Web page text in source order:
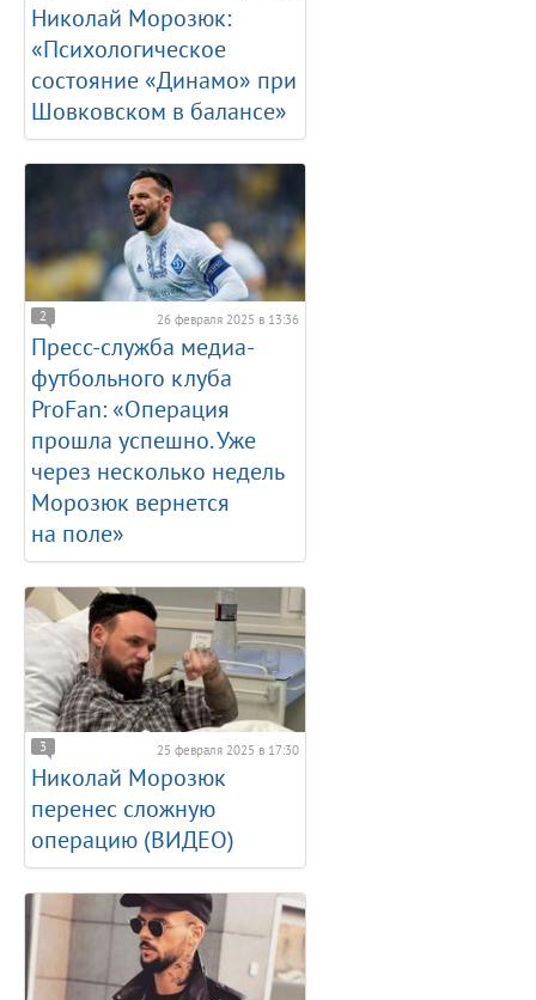
Николай Морозюк:
«Психологическое
состояние «Динамо» при
Шовковском в балансе»
2 26 февраля 2025 в 13:36
Пресс-служба медиа-
футбольного клуба
ProFan: «Операция
прошла успешно. Уже
через несколько недель
Морозюк вернется
на поле»
3 25 февраля 2025 в 17:30
Николай Морозюк
перенес сложную
операцию (ВИДЕО)